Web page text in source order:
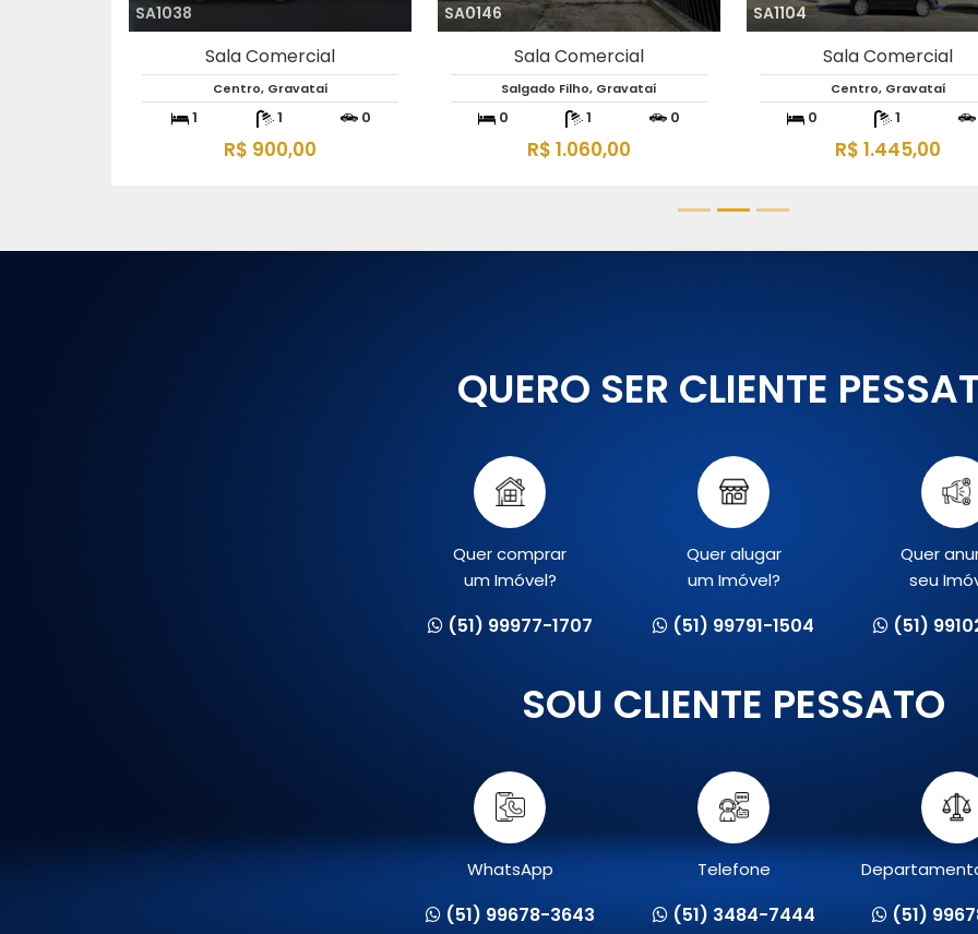
SA1038
Sala Comercial
Centro, Gravataí
1 1 0
R$ 900,00
SA0146
Sala Comercial
Salgado Filho, Gravataí
0 1 0
R$ 1.060,00
SA1104
Sala Comercial
Centro, Gravataí
0 1
R$ 1.445,00
QUERO SER CLIENTE
Quer comprar
um Imóvel?
(51) 99977-1707
Quer alugar
um Imóvel?
(51) 99791-1504
Quer
seu
(51)
SOU CLIENTE PESSATO
WhatsApp
(51) 99678-3643
Telefone
(51) 3484-7444 (51)